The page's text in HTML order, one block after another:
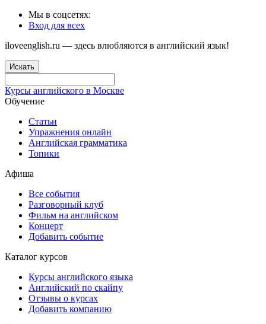
Мы в соцсетях:
Вход для всех
iloveenglish.ru — здесь влюбляются в английский язык!
Искать
Курсы английского в Москве
Обучение
Статьи
Упражнения онлайн
Английская грамматика
Топики
Афиша
Все события
Разговорный клуб
Фильм на английском
Концерт
Добавить событие
Каталог курсов
Курсы английского языка
Английский по скайпу
Отзывы о курсах
Добавить компанию